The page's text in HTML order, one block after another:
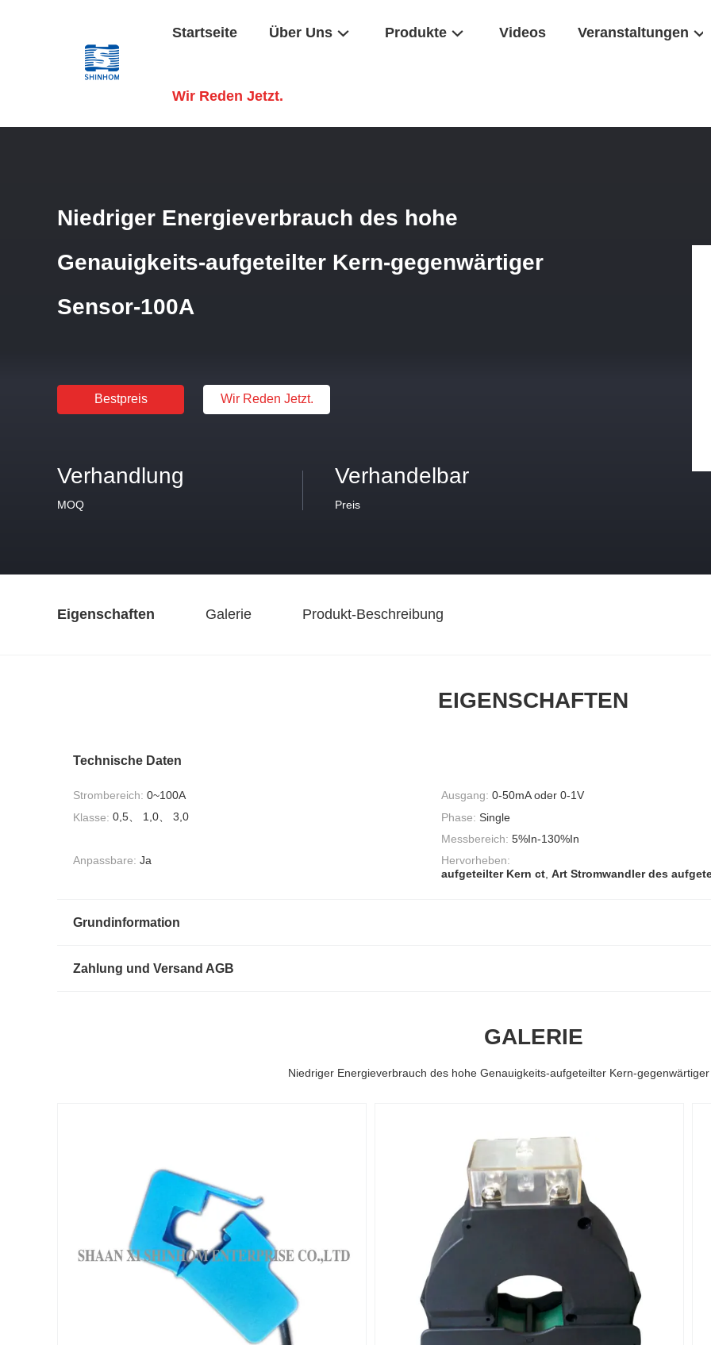
Startseite Über Uns Produkte Videos Veranstaltungen
Wir Reden Jetzt.
Niedriger Energieverbrauch des hohe
Genauigkeits-aufgeteilter Kern-gegenwärtiger
Sensor-100A
Bestpreis Wir Reden Jetzt.
Verhandlung
MOQ
Verhandelbar
Preis
Eigenschaften Galerie Produkt-Beschreibung
EIGENSCHAFTEN
Technische Daten
Strombereich: 0~100A Ausgang: 0-50mA oder 0-1V
Klasse: 0,5、 1,0、 3,0 Phase: Single
Messbereich: 5%In-130%In
Anpassbare: Ja
Hervorheben:
aufgeteilter Kern ct, Art Stromwandler des
Grundinformation
Zahlung und Versand AGB
GALERIE
Niedriger Energieverbrauch des hohe Genauigkeits-aufgeteilter Kern-